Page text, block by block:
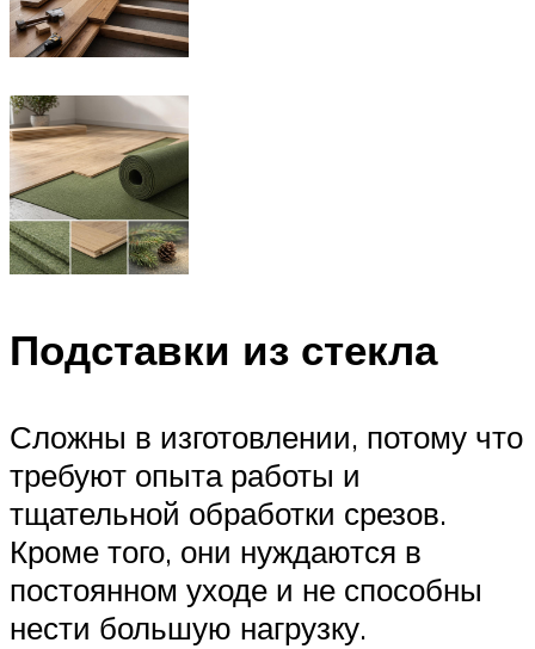
Подставки из стекла
Сложны в изготовлении, потому что
требуют опыта работы и
тщательной обработки срезов.
Кроме того, они нуждаются в
постоянном уходе и не способны
нести большую нагрузку.